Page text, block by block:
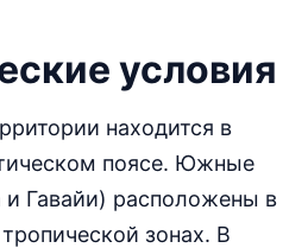
условия
находится в
поясе. Южные
Гавайи) расположены в
зонах. В